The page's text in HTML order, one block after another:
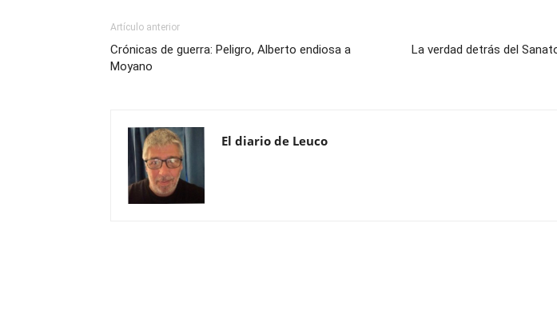
Artículo anterior
Crónicas de guerra: Peligro, Alberto endiosa a
Moyano
La verdad detrás del
El diario de Leuco